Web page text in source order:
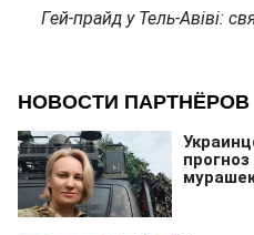
Гей-прайд у Тель-Авіві: